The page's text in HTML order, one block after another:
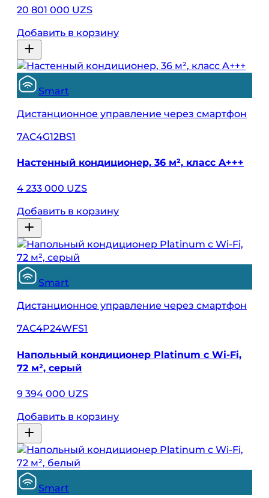
20 801 000 UZS
Добавить в корзину
Smart
Дистанционное управление через смартфон
7AC4G12BS1
Настенный кондиционер, 36 м², класс A+++
4 233 000 UZS
Добавить в корзину
Smart
Дистанционное управление через смартфон
7AC4P24WFS1
Напольный кондиционер Platinum с Wi-Fi,
72 м², серый
9 394 000 UZS
Добавить в корзину
Smart